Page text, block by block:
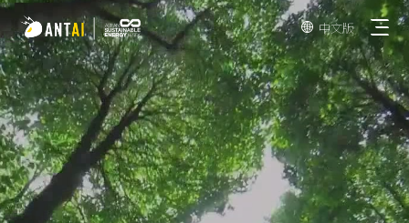
 中文版
驭光-Simple